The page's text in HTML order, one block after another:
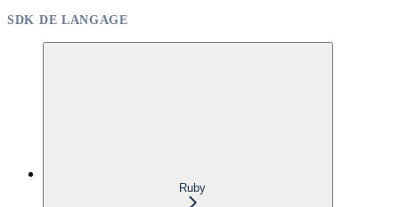
SDK DE LANGAGE
Ruby